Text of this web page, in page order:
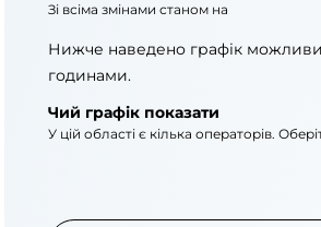
Зі всіма змінами станом на
Нижче наведено графік
годинами.
Чий графік показати
У цій області є кілька операторів.